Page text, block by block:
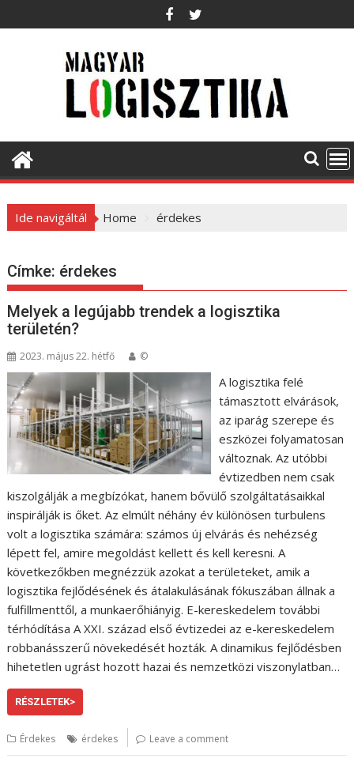
k
o
t
Ide navigáltál Home érdekes
Címke: érdekes
Melyek a legújabb trendek a logisztika
területén?
2023. május 22. hétfő ©
A logisztika felé
támasztott elvárások,
az iparág szerepe és
eszközei folyamatosan
változnak. Az utóbbi
évtizedben nem csak
kiszolgálják a megbízókat, hanem bővülő szolgáltatásaikkal
inspirálják is őket. Az elmúlt néhány év különösen turbulens
volt a logisztika számára: számos új elvárás és nehézség
lépett fel, amire megoldást kellett és kell keresni. A
következőkben megnézzük azokat a területeket, amik a
logisztika fejlődésének és átalakulásának fókuszában állnak a
fulfillmenttől, a munkaerőhiányig. E-kereskedelem további
térhódítása A XXI. század első évtizedei az e-kereskedelem
robbanásszerű növekedését hozták. A dinamikus fejlődésben
hihetetlen ugrást hozott hazai és nemzetközi viszonylatban…
RÉSZLETEK>
Érdekes érdekes Leave a comment